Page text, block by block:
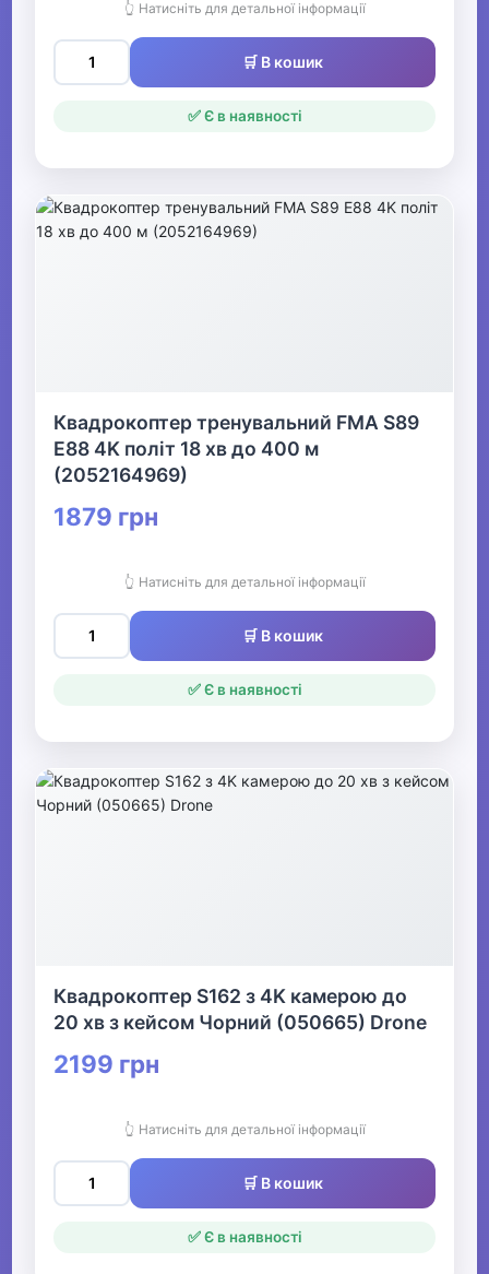
👆 Натисніть для детальної інформації
🛒 В кошик
✅ Є в наявності
Квадрокоптер тренувальний FMA S89
Е88 4K політ 18 хв до 400 м
(2052164969)
1879 грн
👆 Натисніть для детальної інформації
🛒 В кошик
✅ Є в наявності
Квадрокоптер S162 з 4K камерою до
20 хв з кейсом Чорний (050665) Drone
2199 грн
👆 Натисніть для детальної інформації
🛒 В кошик
✅ Є в наявності